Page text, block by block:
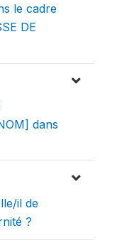
le cadre
DE
dans
il de
?